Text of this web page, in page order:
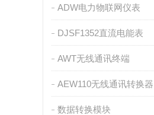
ADW电力物联网仪表
DJSF1352直流电能表
AWT无线通讯终端
AEW110无线通讯转换器
数据转换模块